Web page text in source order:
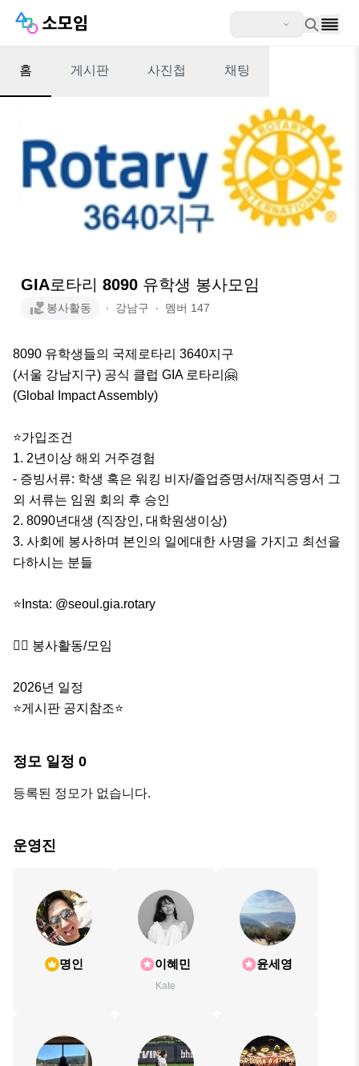
홈 게시판 사진첩 채팅
GIA로타리 8090 유학생 봉사모임
봉사활동 ∙ 강남구 ∙ 멤버 147
8090 유학생들의 국제로타리 3640지구
(서울 강남지구) 공식 클럽 GIA 로타리🤗
(Global Impact Assembly)
⭐️가입조건
1. 2년이상 해외 거주경험
- 증빙서류: 학생 혹은 워킹 비자/졸업증명서/재직증명서 그
외 서류는 임원 회의 후 승인
2. 8090년대생 (직장인, 대학원생이상)
3. 사회에 봉사하며 본인의 일에대한 사명을 가지고 최선을
다하시는 분들
⭐️Insta: @seoul.gia.rotary
🙋‍♀️ 봉사활동/모임
2026년 일정
⭐️게시판 공지참조⭐️
정모 일정 0
등록된 정모가 없습니다.
운영진
명인 이혜민
Kate
윤세영